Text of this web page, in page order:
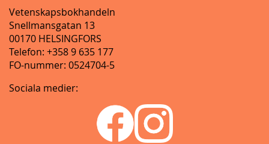
Vetenskapsbokhandeln
Snellmansgatan 13
00170 HELSINGFORS
Telefon: +358 9 635 177
FO-nummer: 0524704-5
Sociala medier: